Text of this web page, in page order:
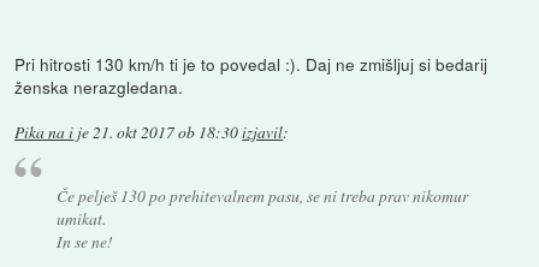
Pri hitrosti 130 km/h ti je to povedal :). Daj ne zmišljuj si bedarij
ženska nerazgledana.
Pika na i je21. okt 2017 ob 18:30izjavil:
Če pelješ 130 po prehitevalnem pasu, se ni treba prav nikomur
umikat.
In se ne!